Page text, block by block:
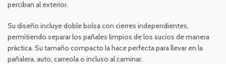
perciban al exterior.
Su diseño incluye doble bolsa con cierres independientes,
permitiendo separar los pañales limpios de los sucios de manera
práctica. Su tamaño compacto la hace perfecta para llevar en la
pañalera, auto, carreola o incluso al caminar.